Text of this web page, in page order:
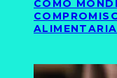
COMO
ALIMENTARIA